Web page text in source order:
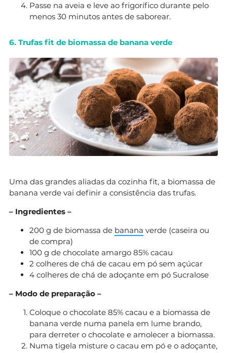
Passe na aveia e leve ao frigorífico durante pelo
menos 30 minutos antes de saborear.
6. Trufas fit de biomassa de banana verde
Uma das grandes aliadas da cozinha fit, a biomassa de
banana verde vai definir a consistência das trufas.
– Ingredientes –
200 g de biomassa de banana verde (caseira ou
de compra)
100 g de chocolate amargo 85% cacau
2 colheres de chá de cacau em pó sem açúcar
4 colheres de chá de adoçante em pó Sucralose
– Modo de preparação –
Coloque o chocolate 85% cacau e a biomassa de
banana verde numa panela em lume brando,
para derreter o chocolate e amolecer a biomassa.
Numa tigela misture o cacau em pó e o adoçante,